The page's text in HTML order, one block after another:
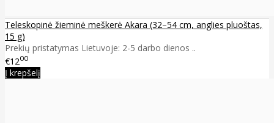
Teleskopinė žieminė meškerė Akara (32–54 cm, anglies pluoštas,
15 g)
Prekių pristatymas Lietuvoje: 2-5 darbo dienos ..
€1200
Į krepšelį